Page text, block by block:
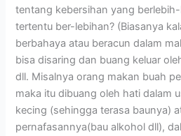
tentang kebersihan yang
tertentu ber-lebihan? (Biasanya
berbahaya atau beracun dalam
bisa disaring dan buang keluar
dll. Misalnya orang makan buah
maka itu dibuang oleh hati dalam
kecing (sehingga terasa baunya)
pernafasannya(bau alkohol dll),